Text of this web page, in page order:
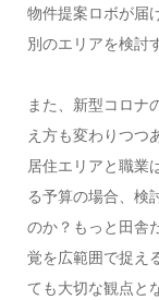
物件提案ロボが届
別のエリアを検討
また、新型コロナ
え方も変わりつつ
居住エリアと職業
る予算の場合、検
のか？もっと田舎
覚を広範囲で捉え
ても大切な観点と